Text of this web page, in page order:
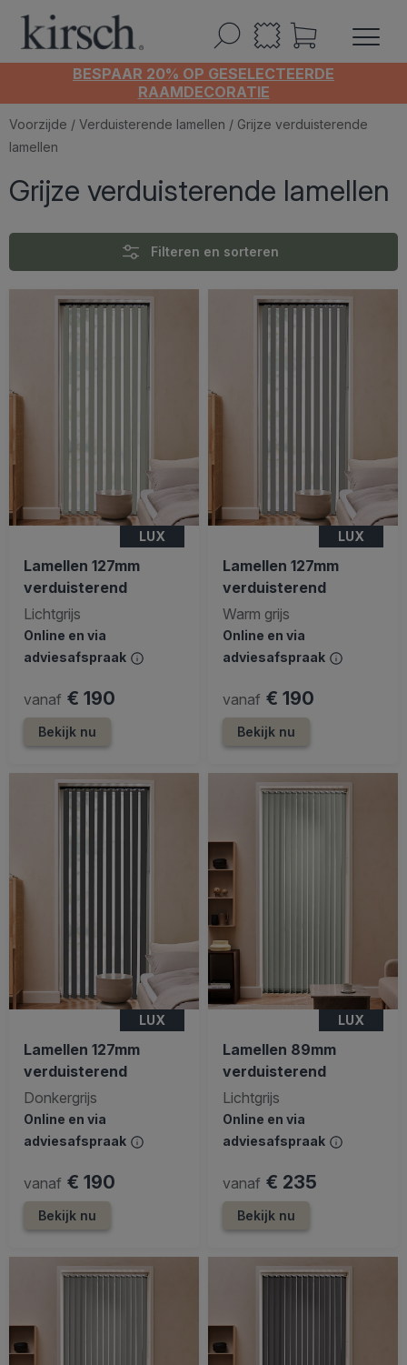
BESPAAR 20% OP GESELECTEERDE
RAAMDECORATIE
Voorzijde / Verduisterende lamellen / Grijze verduisterende
lamellen
Grijze verduisterende lamellen
Filteren en sorteren
LUX
Lamellen 127mm
verduisterend
Lichtgrijs
Online en via
adviesafspraak
vanaf € 190
Bekijk nu
LUX
Lamellen 127mm
verduisterend
Warm grijs
Online en via
adviesafspraak
vanaf € 190
Bekijk nu
LUX
Lamellen 127mm
verduisterend
Donkergrijs
Online en via
adviesafspraak
vanaf € 190
Bekijk nu
LUX
Lamellen 89mm
verduisterend
Lichtgrijs
Online en via
adviesafspraak
vanaf € 235
Bekijk nu